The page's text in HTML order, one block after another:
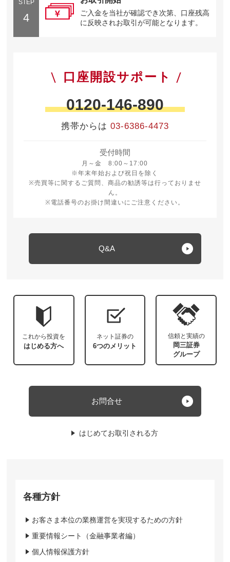
STEP
4
ご入金を当社が確認でき次第、口座残高
に反映されお取引が可能となります。
口座開設サポート
0120-146-890
携帯からは 03-6386-4473
受付時間
月～金 8:00～17:00
月曜日から金曜日 8時から17時
※年末年始および祝日を除く
※売買等に関するご質問、商品の勧誘等は行っておりませ
ん。
※電話番号のお掛け間違いにご注意ください。
Q&A
これから投資を
はじめる方へ
ネット証券の
6つのメリット
信頼と実績の
岡三証券
グループ
お問合せ
はじめてお取引される方
各種方針
お客さま本位の業務運営を実現するための方針
重要情報シート（金融事業者編）
個人情報保護方針